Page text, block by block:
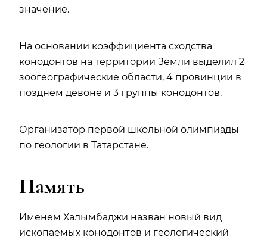
значение.
На основании коэффициента сходства
конодонтов на территории Земли выделил 2
зоогеографические области, 4 провинции в
позднем девоне и 3 группы конодонтов.
Организатор первой школьной олимпиады
по геологии в Татарстане.
Память
Именем Халымбаджи назван новый вид
ископаемых конодонтов и геологический